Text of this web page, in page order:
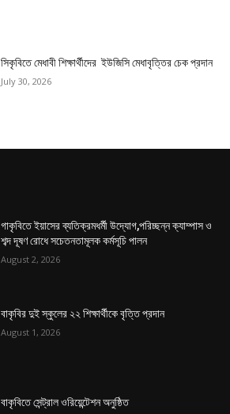
সিকৃবিতে মেধাবী শিক্ষার্থীদের ইউজিসি মেধাবৃত্তির চেক প্রদান
July 30, 2026
গাকৃবিতে ইয়াসের ব্যতিক্রমধর্মী উদ্যোগ,পরিচ্ছন্ন ক্যাম্পাস ও
শব্দ দূষণ রোধে সচেতনতামূলক কর্মসূচি পালন
August 2, 2026
বাকৃবির দুই স্কুলের ২২ শিক্ষার্থীকে বৃত্তি প্রদান
August 1, 2026
বাকৃবিতে সেন্ট্রাল ওরিয়েন্টেশন অনুষ্ঠিত